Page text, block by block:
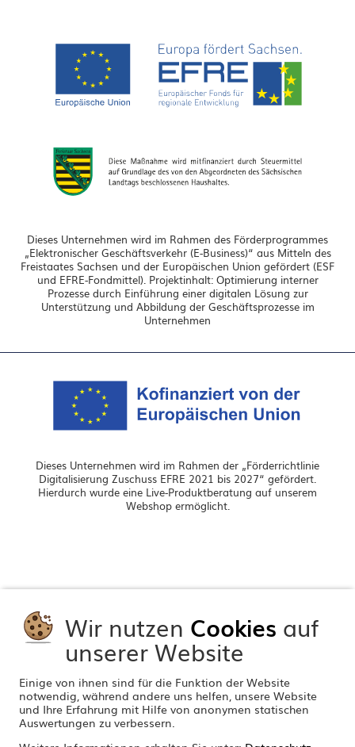
Dieses Unternehmen wird im Rahmen des Förderprogrammes
„Elektronischer Geschäftsverkehr (E-Business)“ aus Mitteln des
Freistaates Sachsen und der Europäischen Union gefördert (ESF
und EFRE-Fondmittel). Projektinhalt: Optimierung interner
Prozesse durch Einführung einer digitalen Lösung zur
Unterstützung und Abbildung der Geschäftsprozesse im
Unternehmen
Dieses Unternehmen wird im Rahmen der „Förderrichtlinie
Digitalisierung Zuschuss EFRE 2021 bis 2027“ gefördert.
Hierdurch wurde eine Live-Produktberatung auf unserem
Webshop ermöglicht.
Wir nutzen Cookies auf
unserer Website
Einige von ihnen sind für die Funktion der Website
notwendig, während andere uns helfen, unsere Website
und Ihre Erfahrung mit Hilfe von anonymen statischen
Auswertungen zu verbessern.